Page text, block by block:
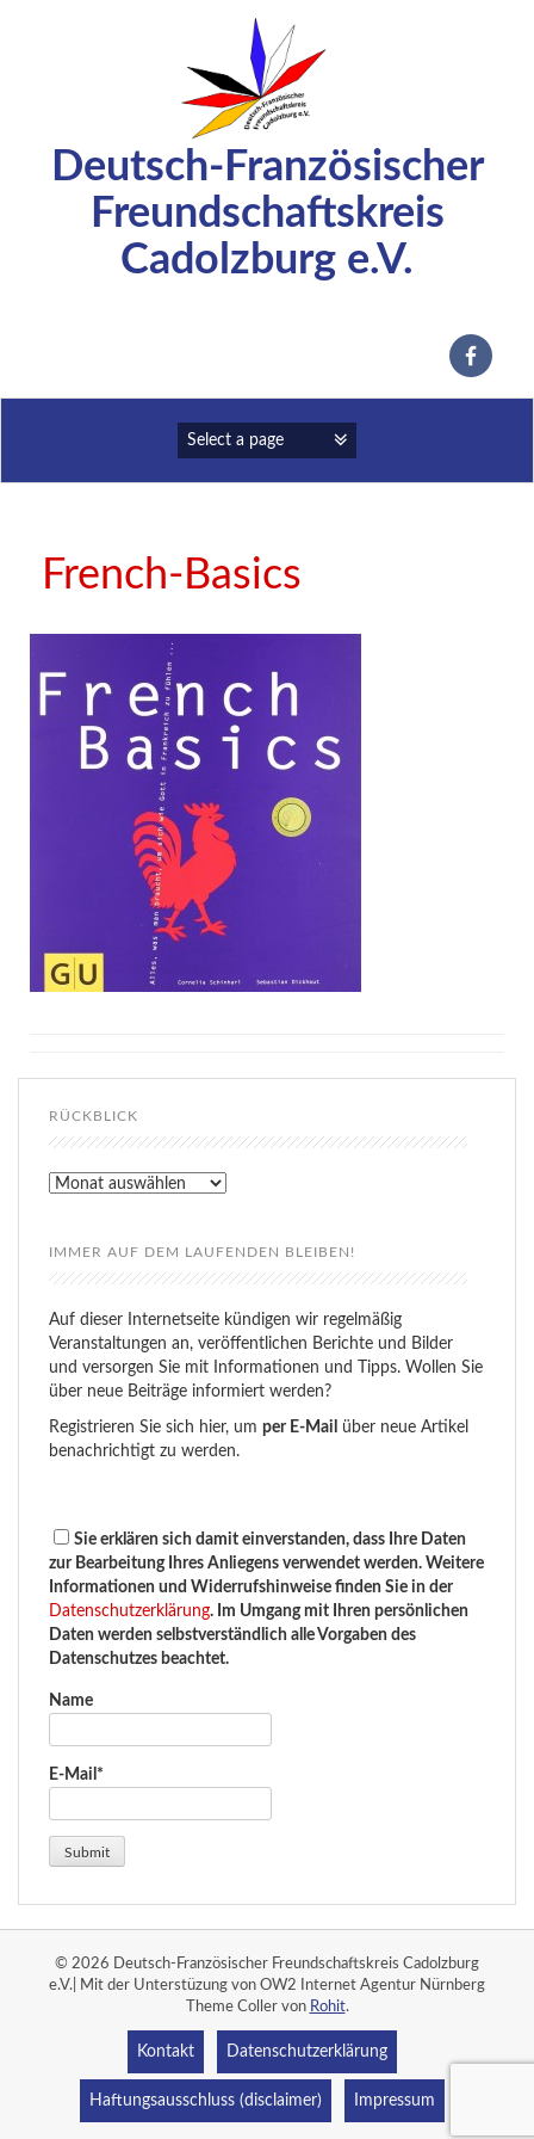
Deutsch-Französischer
Freundschaftskreis
Cadolzburg e.V.
French-Basics
RÜCKBLICK
Rückblick
IMMER AUF DEM LAUFENDEN BLEIBEN!
Auf dieser Internetseite kündigen wir regelmäßig
Veranstaltungen an, veröffentlichen Berichte und Bilder
und versorgen Sie mit Informationen und Tipps. Wollen Sie
über neue Beiträge informiert werden?
Registrieren Sie sich hier, um per E-Mail
über neue Artikel
benachrichtigt zu werden.
Sie erklären sich damit einverstanden, dass Ihre Daten
zur Bearbeitung Ihres Anliegens verwendet werden. Weitere
Informationen und Widerrufshinweise finden Sie in der
Datenschutzerklärung. Im Umgang mit Ihren persönlichen
Daten werden selbstverständlich alle Vorgaben des
Datenschutzes beachtet.
Name
E-Mail*
© 2026 Deutsch-Französischer Freundschaftskreis Cadolzburg
e.V.| Mit der Unterstüzung von OW2 Internet Agentur Nürnberg
Theme Coller von Rohit.
Kontakt Datenschutzerklärung
Haftungsausschluss (disclaimer) Impressum